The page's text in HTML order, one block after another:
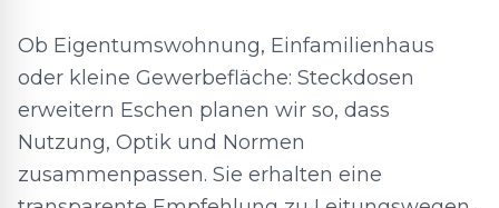
Ob Eigentumswohnung, Einfamilienhaus
oder kleine Gewerbefläche: Steckdosen
erweitern Eschen planen wir so, dass
Nutzung, Optik und Normen
zusammenpassen. Sie erhalten eine